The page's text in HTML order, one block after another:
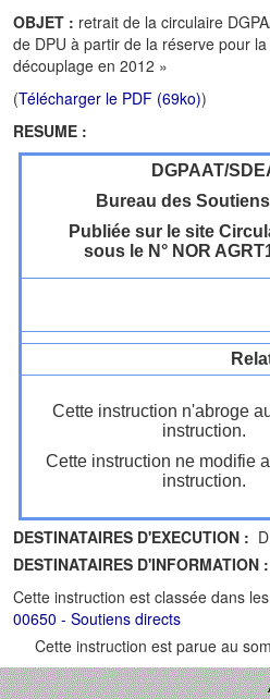
OBJET : retrait de la circulaire
de DPU à partir de la réserve pour
découplage en 2012 »
(Télécharger le PDF (69ko))
RESUME :
DGPAAT/
Bureau des
Publiée sur le site
sous le N° NOR
Cette instruction n'abroge
instruction.
Cette instruction ne modifie
instruction.
DESTINATAIRES D'EXECUTION :
DESTINATAIRES D'INFORMATION :
Cette instruction est classée dans
00650 - Soutiens directs
Cette instruction est parue au